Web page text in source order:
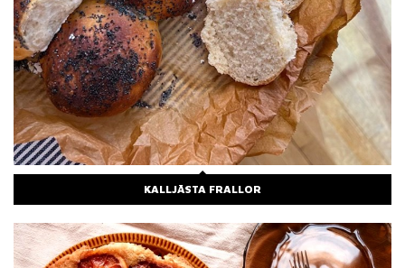
KALLJÄSTA FRALLOR